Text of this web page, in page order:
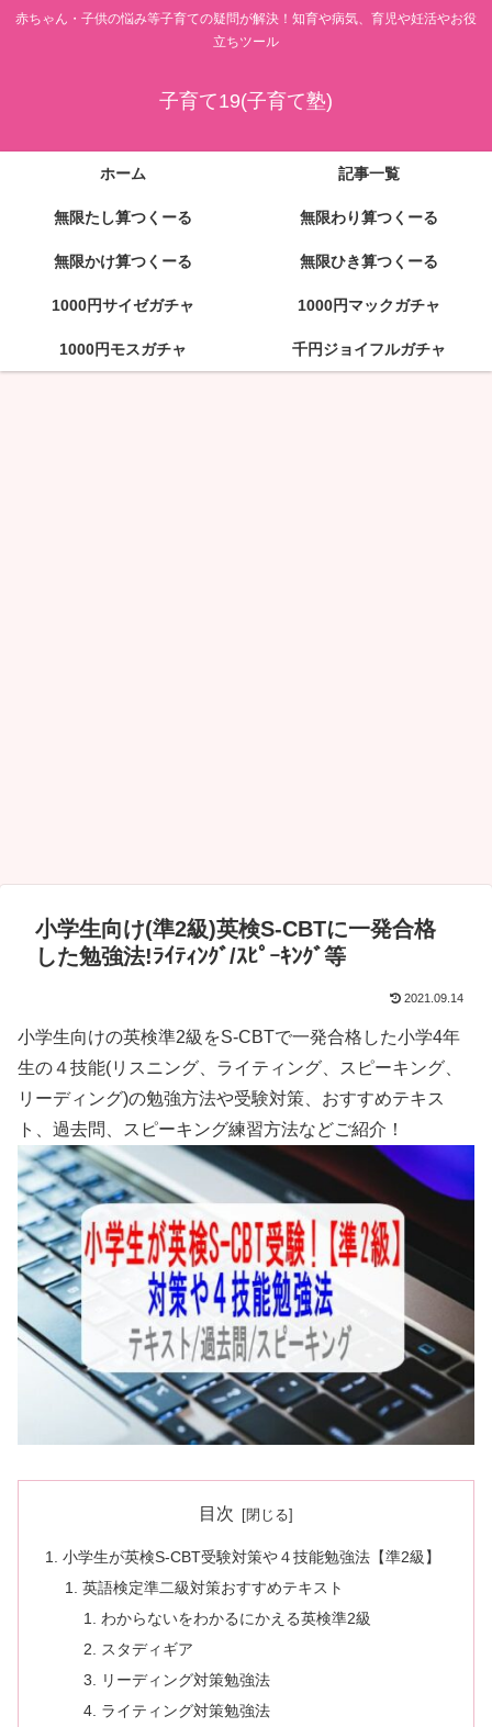
赤ちゃん・子供の悩み等子育ての疑問が解決！知育や病気、育児や妊活やお役
立ちツール
子育て19(子育て塾)
ホーム 記事一覧
無限たし算つくーる 無限わり算つくーる
無限かけ算つくーる 無限ひき算つくーる
1000円サイゼガチャ 1000円マックガチャ
1000円モスガチャ 千円ジョイフルガチャ
小学生向け(準2級)英検S-CBTに一発合格
した勉強法!ﾗｲﾃｨﾝｸﾞ/ｽﾋﾟｰｷﾝｸﾞ等
2021.09.14
小学生向けの英検準2級をS-CBTで一発合格した小学4年
生の４技能(リスニング、ライティング、スピーキング、
リーディング)の勉強方法や受験対策、おすすめテキス
ト、過去問、スピーキング練習方法などご紹介！
目次
小学生が英検S-CBT受験対策や４技能勉強法【準2級】
英語検定準二級対策おすすめテキスト
わからないをわかるにかえる英検準2級
スタディギア
リーディング対策勉強法
ライティング対策勉強法